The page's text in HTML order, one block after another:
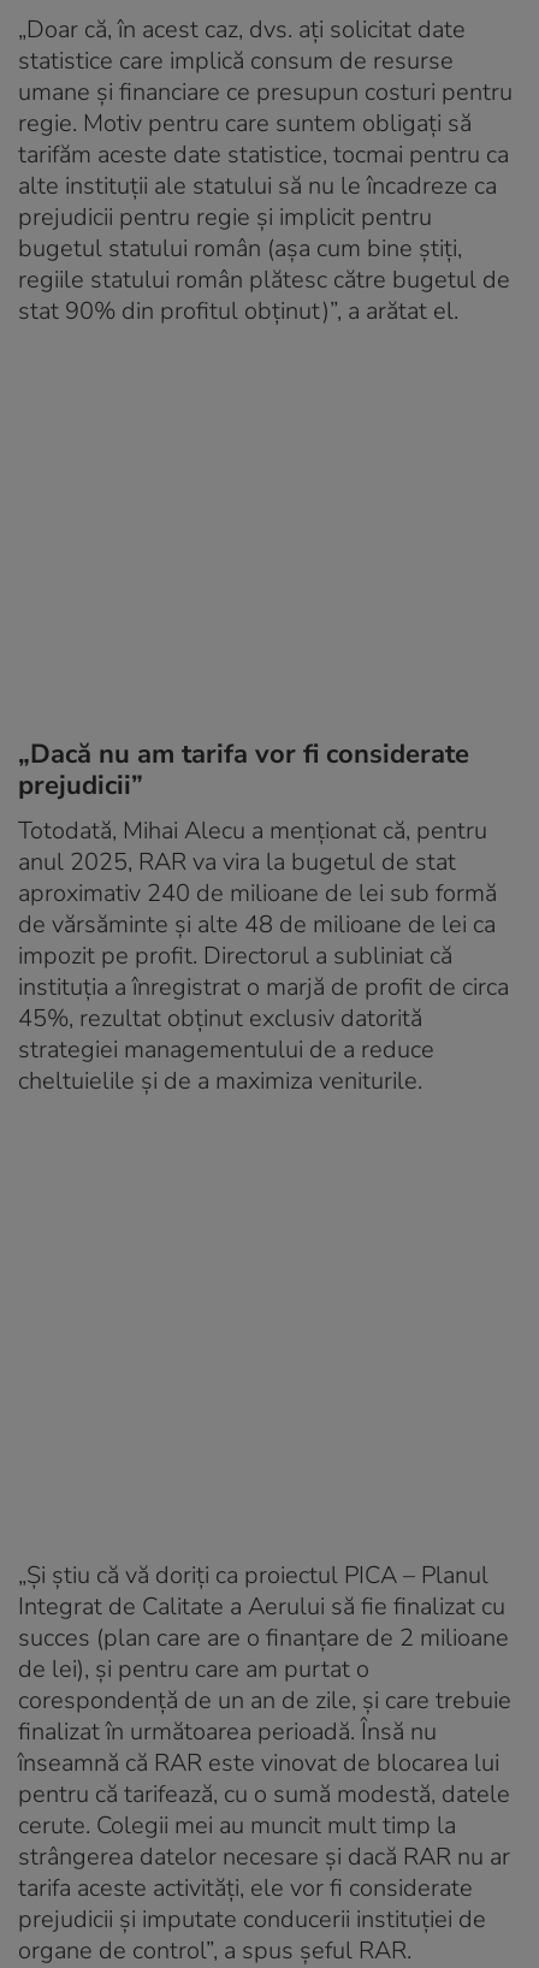
„Doar că, în acest caz, dvs. aţi solicitat date
statistice care implică consum de resurse
umane şi financiare ce presupun costuri pentru
regie. Motiv pentru care suntem obligaţi să
tarifăm aceste date statistice, tocmai pentru ca
alte instituţii ale statului să nu le încadreze ca
prejudicii pentru regie şi implicit pentru
bugetul statului român (aşa cum bine ştiţi,
regiile statului român plătesc către bugetul de
stat 90% din profitul obţinut)”, a arătat el.
„Dacă nu am tarifa vor fi considerate
prejudicii”
Totodată, Mihai Alecu a menționat că, pentru
anul 2025, RAR va vira la bugetul de stat
aproximativ 240 de milioane de lei sub formă
de vărsăminte și alte 48 de milioane de lei ca
impozit pe profit. Directorul a subliniat că
instituția a înregistrat o marjă de profit de circa
45%, rezultat obținut exclusiv datorită
strategiei managementului de a reduce
cheltuielile și de a maximiza veniturile.
„Şi ştiu că vă doriţi ca proiectul PICA – Planul
Integrat de Calitate a Aerului să fie finalizat cu
succes (plan care are o finanţare de 2 milioane
de lei), şi pentru care am purtat o
corespondenţă de un an de zile, şi care trebuie
finalizat în următoarea perioadă. Însă nu
înseamnă că RAR este vinovat de blocarea lui
pentru că tarifează, cu o sumă modestă, datele
cerute. Colegii mei au muncit mult timp la
strângerea datelor necesare şi dacă RAR nu ar
tarifa aceste activităţi, ele vor fi considerate
prejudicii şi imputate conducerii instituţiei de
organe de control”, a spus şeful RAR.